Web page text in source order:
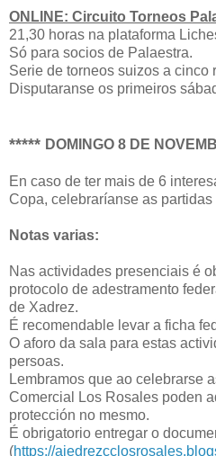
ONLINE: Circuito Torneos
21,30 horas na plataforma
Só para socios de Palaestra.
Serie de torneos suizos a cinco
Disputaranse os primeiros
***** DOMINGO 8 DE
En caso de ter mais de 6
Copa, celebraríanse as
Notas varias:
Nas actividades presenciais é
protocolo de adestramento
de Xadrez.
É recomendable levar a ficha
O aforo da sala para estas
persoas.
Lembramos que ao celebrarse
Comercial Los Rosales poden
protección no mesmo.
É obrigatorio entregar o
(https://